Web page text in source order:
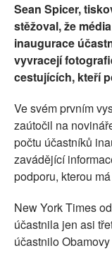
PLNÁ VERZE
Sean Spicer,
stěžoval, že
inaugurace
vyvracejí
cestujících, kteří
Ve svém prvním
zaútočil na
počtu účastníků
zavádějící
podporu, kterou
New York Times
účastnila jen asi
účastnilo